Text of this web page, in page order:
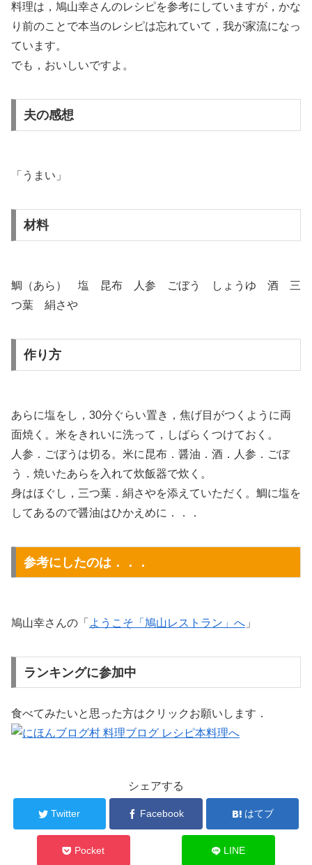
料理は，鳩山幸さんのレシピを参考にしていますが，かな
り前のことで本当のレシピは忘れていて，我が家流になっ
ています。
でも，おいしいですよ。
夫の感想
「うまい」
材料
鯛（あら） 塩 昆布 人参 ごぼう しょうゆ 酒 三
つ葉 絹さや
作り方
あらに塩をし，30分ぐらい置き，焦げ目がつくように両
面焼く。米をきれいに洗って，しばらくつけておく。
人参．ごぼうは切る。米に昆布．醤油．酒．人参．ごぼ
う．焼いたあらを入れて炊飯器で炊く。
身はほぐし，三つ葉．絹さやを添えていただく。鯛に塩を
してあるので醤油はひかえめに．．．
参考にしたのは．．．
鳩山幸さんの「 ようこそ「鳩山レストラン」へ 」
ランキングに参加中
食べてみたいと思った方はクリックお願いします．
シェアする
Twitter Facebook はてブ
Pocket LINE